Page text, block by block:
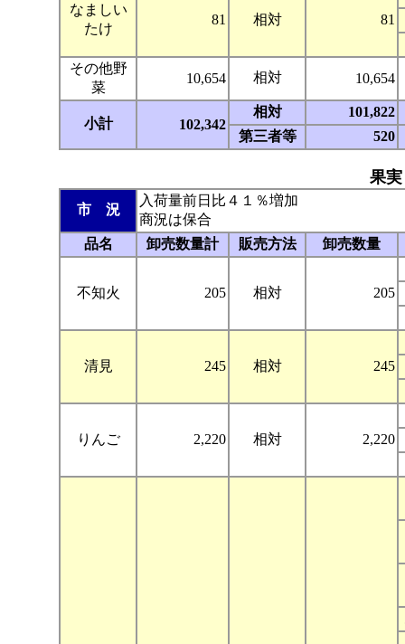
なましい
たけ
81 相対 81
その他野
菜
10,654 相対 10,654
小計 102,342
相対
101,822
第三者等
520
果
市 況
入荷量前日比４１％増加
商況は保合
品名
卸売数量計 販売方法 卸売数量
不知火 205 相対 205
清見 245 相対 245
りんご 2,220 相対 2,220